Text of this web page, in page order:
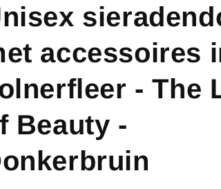
accessoires
- The
Beauty -